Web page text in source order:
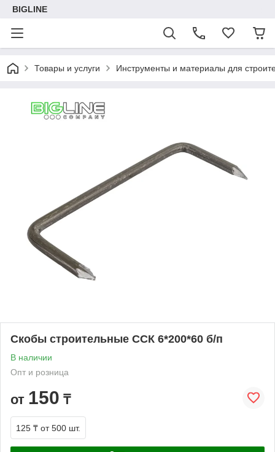
BIGLINE
Товары и услуги Инструменты и материалы для
Скобы строительные ССК 6*200*60 б/п
В наличии
Опт и розница
от 150 ₸
125 ₸ от 500 шт.